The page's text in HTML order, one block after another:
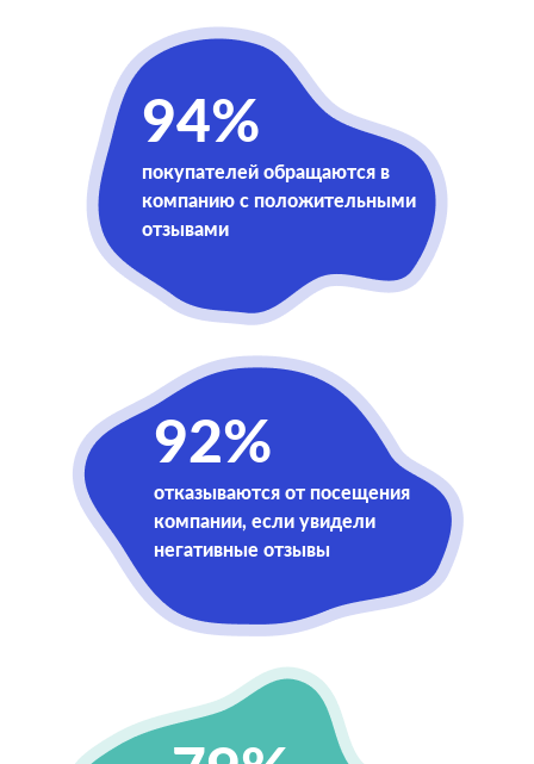
94%
покупателей обращаются в
компанию с положительными
отзывами
92%
отказываются от посещения
компании, если увидели
негативные отзывы